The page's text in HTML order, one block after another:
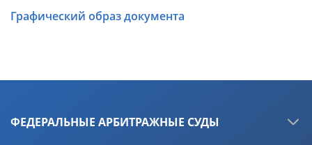
Графический образ документа
ФЕДЕРАЛЬНЫЕ АРБИТРАЖНЫЕ СУДЫ